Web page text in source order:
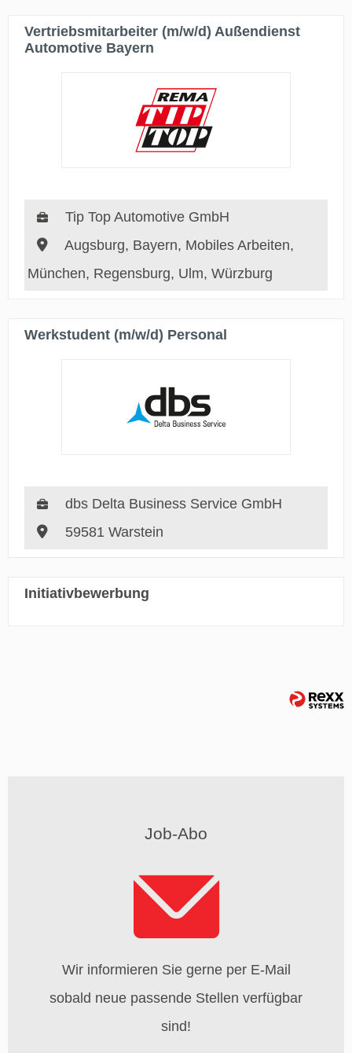
Vertriebsmitarbeiter (m/w/d) Außendienst
Automotive Bayern
Tip Top Automotive GmbH
Augsburg, Bayern, Mobiles Arbeiten,
München, Regensburg, Ulm, Würzburg
Werkstudent (m/w/d) Personal
dbs Delta Business Service GmbH
59581 Warstein
Initiativbewerbung
Job-Abo
Wir informieren Sie gerne per E-Mail
sobald neue passende Stellen verfügbar
sind!